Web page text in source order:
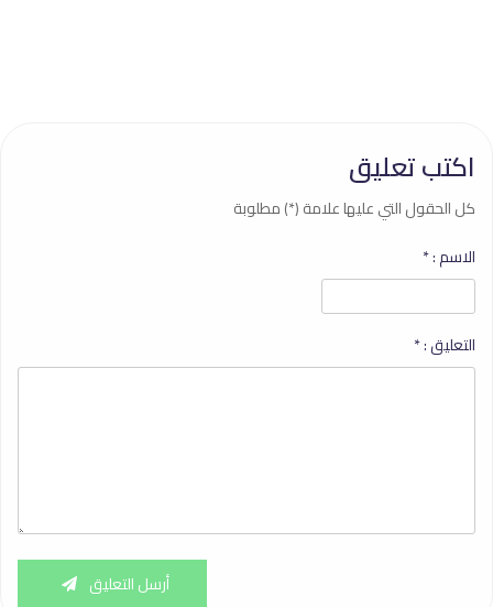
اكتب تعليق
كل الحقول التي عليها علامة (*) مطلوبة
الاسم :*
التعليق :*
أرسل التعليق